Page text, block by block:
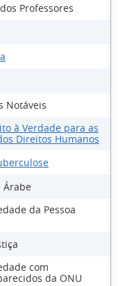
Professores
Notáveis
à Verdade para as
Direitos Humanos
Árabe
da Pessoa
com
da ONU